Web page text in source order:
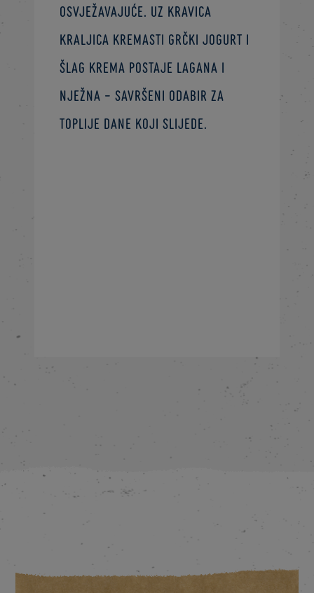
osvježavajuće. Uz Kravica
Kraljica kremasti grčki jogurt i
šlag krema postaje lagana i
nježna – savršeni odabir za
toplije dane koji slijede.